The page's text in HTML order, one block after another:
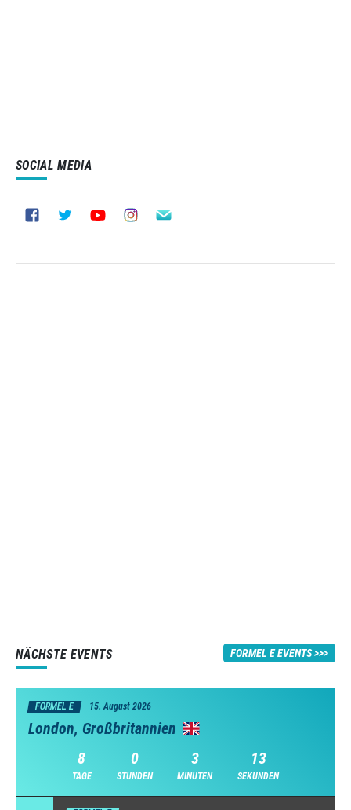
SOCIAL MEDIA
NÄCHSTE EVENTS FORMEL E EVENTS
FORMEL E 15. August 2026
London, Großbritannien
8
TAGE
0
STUNDEN
3
MINUTEN
12
SEKUNDEN